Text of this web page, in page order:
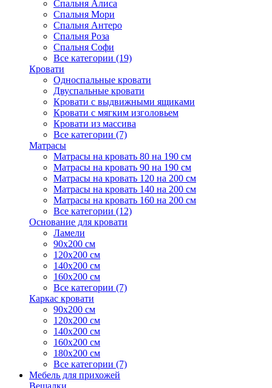
Спальня Алиса
Спальня Мори
Спальня Антеро
Спальня Роза
Спальня Софи
Все категории (19)
Кровати
Односпальные кровати
Двуспальные кровати
Кровати с выдвижными ящиками
Кровати с мягким изголовьем
Кровати из массива
Все категории (7)
Матрасы
Матрасы на кровать 80 на 190 см
Матрасы на кровать 90 на 190 см
Матрасы на кровать 120 на 200 см
Матрасы на кровать 140 на 200 см
Матрасы на кровать 160 на 200 см
Все категории (12)
Основание для кровати
Ламели
90х200 см
120х200 см
140х200 см
160х200 см
Все категории (7)
Каркас кровати
90х200 см
120х200 см
140х200 см
160х200 см
180х200 см
Все категории (7)
Мебель для прихожей
Вешалки